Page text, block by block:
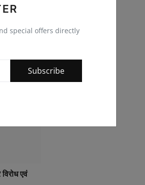
special offers directly
Subscribe
एवं